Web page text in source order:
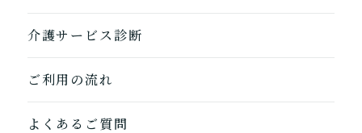
介護サービス診断
ご利用の流れ
よくあるご質問